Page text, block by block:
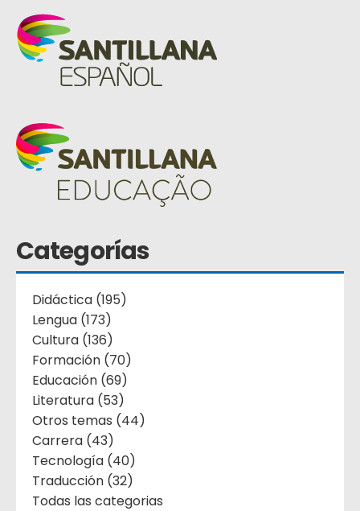
Categorías
Didáctica (195)
Lengua (173)
Cultura (136)
Formación (70)
Educación (69)
Literatura (53)
Otros temas (44)
Carrera (43)
Tecnología (40)
Traducción (32)
Todas las categorias